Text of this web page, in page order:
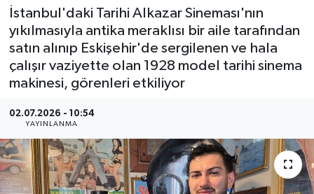
İstanbul'daki Tarihi Alkazar Sineması'nın
yıkılmasıyla antika meraklısı bir aile tarafından
satın alınıp Eskişehir'de sergilenen ve hala
çalışır vaziyette olan 1928 model tarihi sinema
makinesi, görenleri etkiliyor
02.07.2026 - 10:54
YAYINLANMA